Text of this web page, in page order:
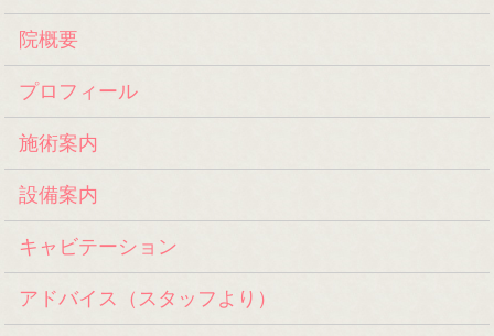
院概要
プロフィール
施術案内
設備案内
キャビテーション
アドバイス（スタッフより）